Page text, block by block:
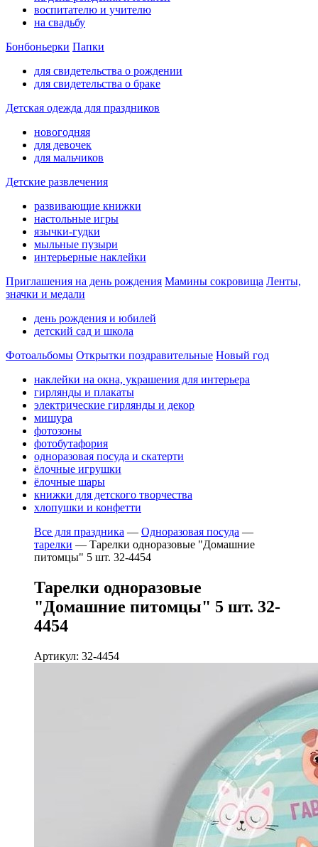
воспитателю и учителю
на свадьбу
Бонбоньерки Папки
для свидетельства о рождении
для свидетельства о браке
Детская одежда для праздников
новогодняя
для девочек
для мальчиков
Детские развлечения
развивающие книжки
настольные игры
язычки-гудки
мыльные пузыри
интерьерные наклейки
Приглашения на день рождения Мамины сокровища Ленты,
значки и медали
день рождения и юбилей
детский сад и школа
Фотоальбомы Открытки поздравительные Новый год
наклейки на окна, украшения для интерьера
гирлянды и плакаты
электрические гирлянды и декор
мишура
фотозоны
фотобутафория
одноразовая посуда и скатерти
ёлочные игрушки
ёлочные шары
книжки для детского творчества
хлопушки и конфетти
Все для праздника — Одноразовая посуда —
тарелки — Тарелки одноразовые "Домашние
питомцы" 5 шт. 32-4454
Тарелки одноразовые
"Домашние питомцы" 5 шт. 32-
4454
Артикул: 32-4454